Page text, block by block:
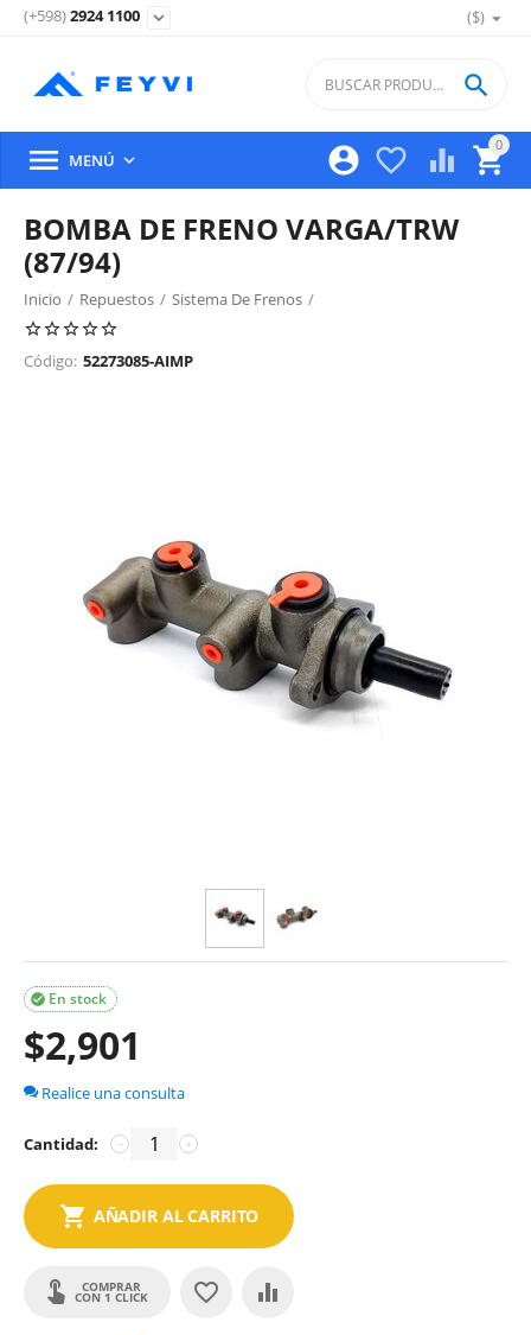
($)
(+598)2924 1100 expand_more
0

 


 MENÚ 
BOMBA DE FRENO VARGA/TRW
(87/94)
Inicio / Repuestos / Sistema De Frenos /
Pedal, Bomba Y Servo De Freno
Código: 52273085-AIMP
En stock

$2,901
Realice una consulta
Cantidad: +
−
AÑADIR AL CARRITO
COMPRAR
CON 1 CLICK